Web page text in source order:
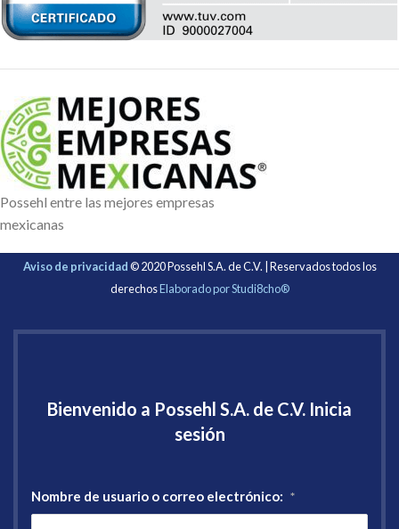
Possehl entre las mejores empresas
mexicanas
Aviso de privacidad© 2020 Possehl S.A. de C.V. | Reservados todos los
derechosElaborado por Studi8cho®
Bienvenido a Possehl S.A. de C.V. Inicia
sesión
Nombre de usuario o correo electrónico: *